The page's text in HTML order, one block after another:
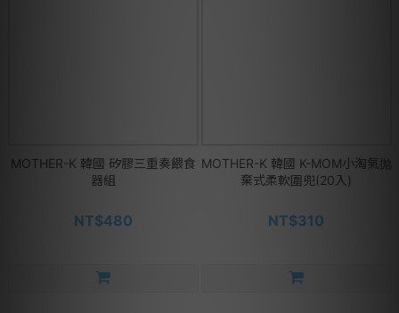
MOTHER-K 韓國 矽膠三重奏餵食
器組
NT$480
MOTHER-K 韓國 K-MOM小淘氣抛
棄式柔軟圍兜(20入)
NT$310